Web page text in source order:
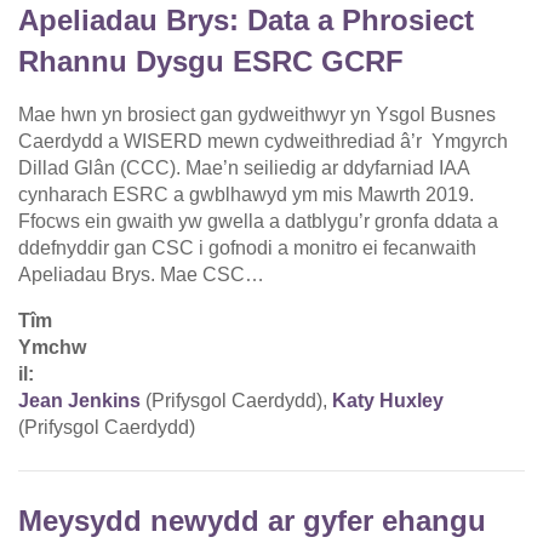
Apeliadau Brys: Data a Phrosiect
Rhannu Dysgu ESRC GCRF
Mae hwn yn brosiect gan gydweithwyr yn Ysgol Busnes
Caerdydd a WISERD mewn cydweithrediad â’r Ymgyrch
Dillad Glân (CCC). Mae’n seiliedig ar ddyfarniad IAA
cynharach ESRC a gwblhawyd ym mis Mawrth 2019.
Ffocws ein gwaith yw gwella a datblygu’r gronfa ddata a
ddefnyddir gan CSC i gofnodi a monitro ei fecanwaith
Apeliadau Brys. Mae CSC…
Tîm
Ymchw
il:
Jean Jenkins (Prifysgol Caerdydd), Katy Huxley
(Prifysgol Caerdydd)
Meysydd newydd ar gyfer ehangu